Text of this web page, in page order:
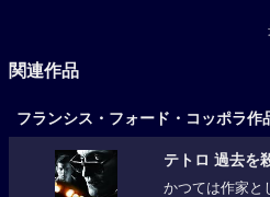
関連作品
フランシス・フォード・コッポラ作
テトロ 過去を
かつては作家と